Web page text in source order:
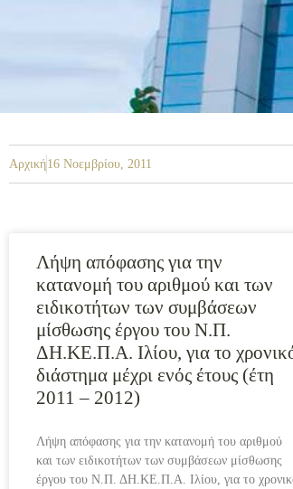
Αρχική16 Νοεμβρίου, 2011
Λήψη απόφασης για την
κατανομή του αριθμού και των
ειδικοτήτων των συμβάσεων
μίσθωσης έργου του Ν.Π.
ΔΗ.ΚΕ.Π.Α. Ιλίου, για το
διάστημα μέχρι ενός έτους (έτη
2011 – 2012)
Λήψη απόφασης για την κατανομή του αριθμού
και των ειδικοτήτων των συμβάσεων μίσθωσης
έργου του Ν.Π. ΔΗ.ΚΕ.Π.Α. Ιλίου, για το